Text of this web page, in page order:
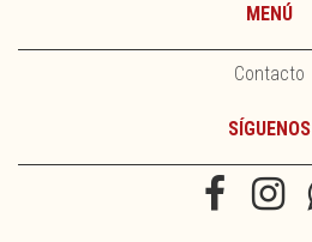
MENÚ
Contacto
SÍGUENOS